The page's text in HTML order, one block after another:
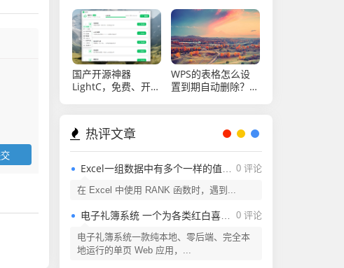
国产开源神器
LightC，免费、开
WPS的表格怎么设
置到期自动删除？
热评文章
0 评论
Excel一组数据中有多个一样的值，用rank函数排名怎么能排出不一样的值？
在 Excel 中使用 RANK 函数时，遇到...
0 评论
电子礼簿系统 一个为各类红白喜事提供现代化、安全、高效的礼金（份子钱）管理解决方案
电子礼簿系统一款纯本地、零后端、完全本
地运行的单页 Web 应用，...